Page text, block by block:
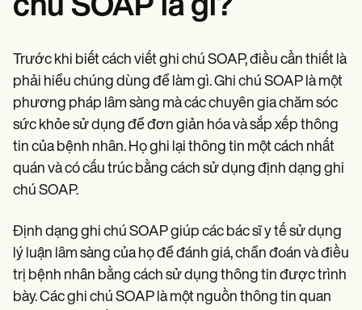
chú SOAP là gì?
Trước khi biết cách viết ghi chú SOAP, điều cần thiết là
phải hiểu chúng dùng để làm gì. Ghi chú SOAP là một
phương pháp lâm sàng mà các chuyên gia chăm sóc
sức khỏe sử dụng để đơn giản hóa và sắp xếp thông
tin của bệnh nhân. Họ ghi lại thông tin một cách nhất
quán và có cấu trúc bằng cách sử dụng định dạng ghi
chú SOAP.
Định dạng ghi chú SOAP giúp các bác sĩ y tế sử dụng
lý luận lâm sàng của họ để đánh giá, chẩn đoán và điều
trị bệnh nhân bằng cách sử dụng thông tin được trình
bày. Các ghi chú SOAP là một nguồn thông tin quan